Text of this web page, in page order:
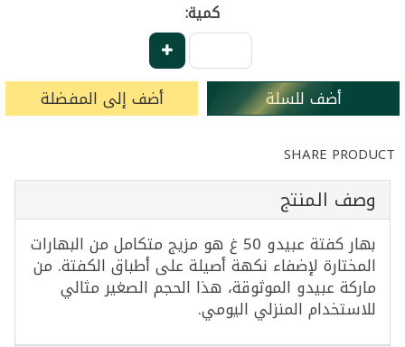
كمية:
أضف للسلة أضف إلى المفضلة
SHARE PRODUCT
وصف المنتج
بهار كفتة عبيدو 50 غ هو مزيج متكامل من البهارات
المختارة لإضفاء نكهة أصيلة على أطباق الكفتة. من
ماركة عبيدو الموثوقة، هذا الحجم الصغير مثالي
للاستخدام المنزلي اليومي.